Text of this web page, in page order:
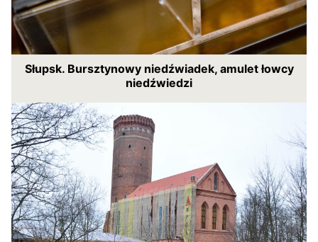
Słupsk. Bursztynowy niedźwiadek, amulet łowcy
niedźwiedzi